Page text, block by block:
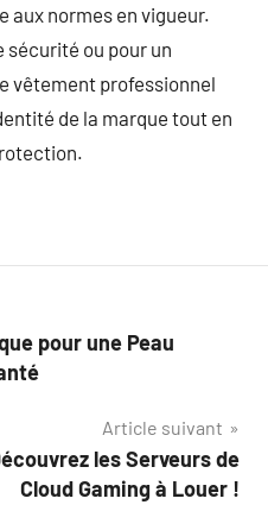
aux normes en vigueur.
sécurité ou pour un
vêtement professionnel
de la marque tout en
pour une Peau
Article suivant
les Serveurs de
Cloud Gaming à Louer !